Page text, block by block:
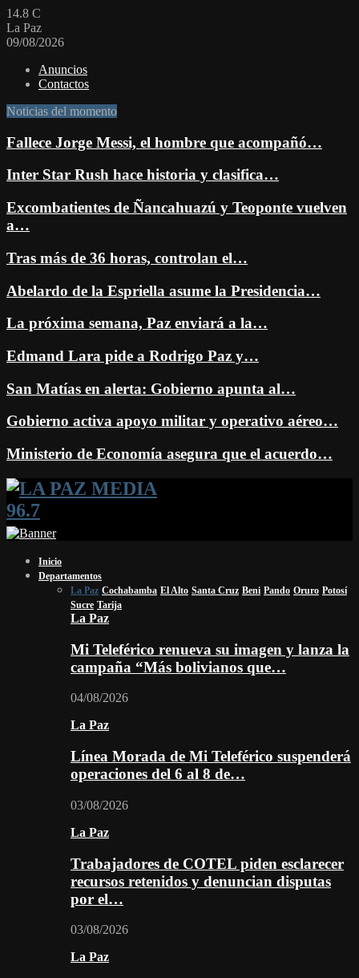
14.8 C
La Paz
09/08/2026
Anuncios
Contactos
Noticias del momento
Fallece Jorge Messi, el hombre que acompañó…
Inter Star Rush hace historia y clasifica…
Excombatientes de Ñancahuazú y Teoponte vuelven
a…
Tras más de 36 horas, controlan el…
Abelardo de la Espriella asume la Presidencia…
La próxima semana, Paz enviará a la…
Edmand Lara pide a Rodrigo Paz y…
San Matías en alerta: Gobierno apunta al…
Gobierno activa apoyo militar y operativo aéreo…
Ministerio de Economía asegura que el acuerdo…
Facebook
Twitter
Instagram
Youtube
Email
Twitch
Whatsapp
Inicio
Departamentos
La Paz Cochabamba El Alto Santa Cruz Beni Pando Oruro Potosí
Sucre Tarija
La Paz
Mi Teleférico renueva su imagen y lanza la
campaña “Más bolivianos que…
04/08/2026
La Paz
Línea Morada de Mi Teleférico suspenderá
operaciones del 6 al 8 de…
03/08/2026
La Paz
Trabajadores de COTEL piden esclarecer
recursos retenidos y denuncian disputas
por el…
03/08/2026
La Paz